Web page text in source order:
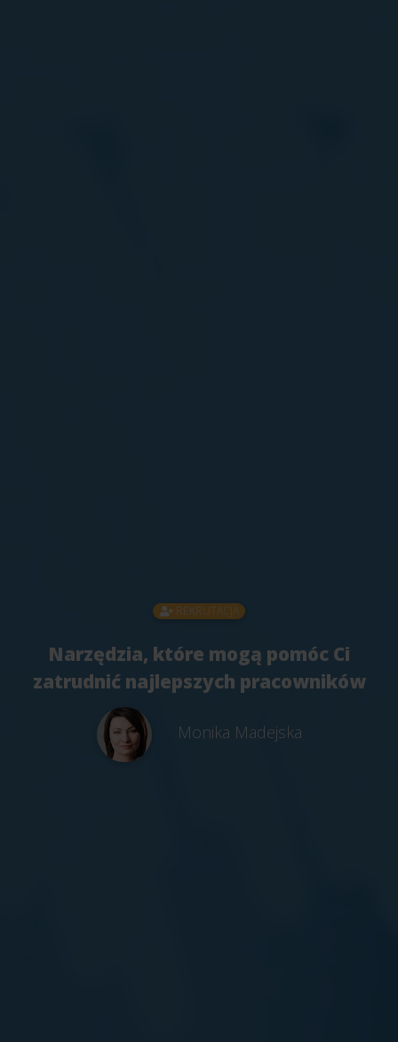
REKRUTACJA
Narzędzia, które mogą pomóc Ci
zatrudnić najlepszych pracowników
Monika Madejska